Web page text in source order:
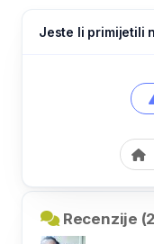
Jeste li primijetili
Recenzije